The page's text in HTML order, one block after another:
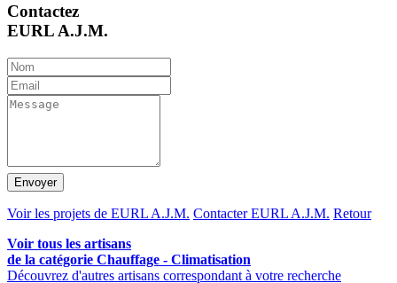
Contactez
EURL A.J.M.
Envoyer
Voir les projets de EURL A.J.M. Contacter EURL A.J.M. Retour
Voir tous les artisans
de la catégorie Chauffage - Climatisation
Découvrez d'autres artisans correspondant à votre recherche